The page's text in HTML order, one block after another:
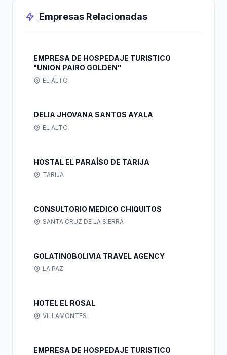
Empresas Relacionadas
EMPRESA DE HOSPEDAJE TURISTICO
"UNION PAIRO GOLDEN"
EL ALTO
DELIA JHOVANA SANTOS AYALA
EL ALTO
HOSTAL EL PARAÍSO DE TARIJA
TARIJA
CONSULTORIO MEDICO CHIQUITOS
SANTA CRUZ DE LA SIERRA
GOLATINOBOLIVIA TRAVEL AGENCY
LA PAZ
HOTEL EL ROSAL
VILLAMONTES
EMPRESA DE HOSPEDAJE TURISTICO